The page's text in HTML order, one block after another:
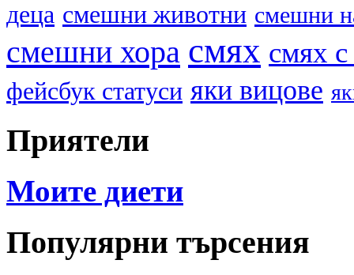
деца смешни животни смешни
смешни хора смях смях
фейсбук статуси яки вицове
Приятели
Моите диети
Популярни търсения